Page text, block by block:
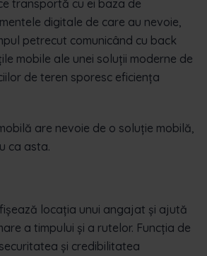
transportă cu ei baza de
digitale de care au nevoie,
petrecut comunicând cu back
mobile ale unei soluții moderne de
de teren sporesc eficiența
are nevoie de o soluție mobilă,
ca asta.
locația unui angajat și ajută
a timpului și a rutelor. Funcția de
și credibilitatea